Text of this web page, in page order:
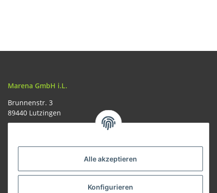
Alle akzeptieren
Konfigurieren
Marena GmbH i.L.
Brunnenstr. 3
89440 Lutzingen